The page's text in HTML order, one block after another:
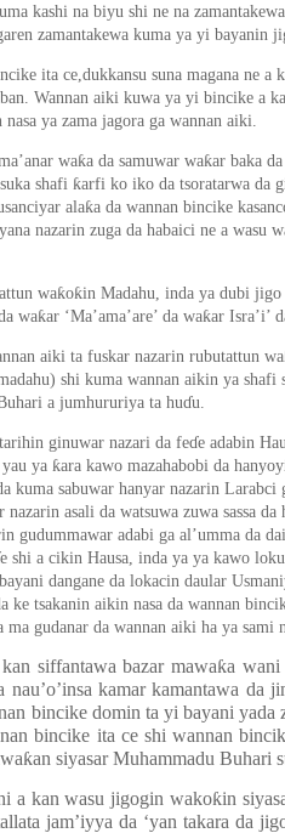
kashi na biyu shi ne na
zamantakewa kuma ya yi bayanin
ita ce,dukkansu suna magana ne a
Wannan aiki kuwa ya yi bincike a
ya zama jagora ga wannan aiki.
waƙa da samuwar waƙar baka
shafi ƙarfi ko iko da tsoratarwa da
alaƙa da wannan bincike
nazarin zuga da habaici ne a wasu
waƙoƙin Madahu, inda ya dubi jigo
waƙar ‘Ma’ama’are’ da waƙar Isra’i’
aiki ta fuskar nazarin rubutattun wa
shi kuma wannan aikin ya shafi
a jumhururiya ta huɗu.
ginuwar nazari da feɗe adabin
ya ƙara kawo mazahabobi da
kuma sabuwar hanyar nazarin
asali da watsuwa zuwa sassa
gudummawar adabi ga al’umma da
e shi a cikin Hausa, inda ya ya kawo
dangane da lokacin daular
ke tsakanin aikin nasa da wannan
ma gudanar da wannan aiki ha ya sami
siffantawa bazar mawaƙa wani
nau’o’insa kamar kamantawa da
bincike domin ta yi bayani yada
bincike ita ce shi wannan
ƙan siyasar Muhammadu Buhari
a kan wasu jigogin wakoƙin
jam’iyya da ‘yan takara da